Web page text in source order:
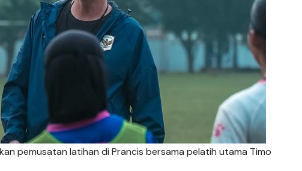
pemusatan latihan di Prancis bersama pelatih utama Timo